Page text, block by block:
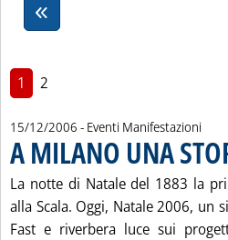
1 2
15/12/2006 - Eventi Manifestazioni
A MILANO UNA
La notte di Natale del 1883 la
alla Scala. Oggi, Natale 2006, un
Fast e riverbera luce sui